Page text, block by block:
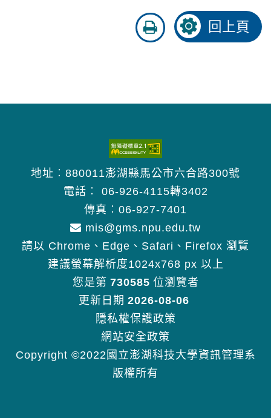
友
善
回上頁
地址︰880011澎湖縣馬公市六合路300號
電話︰ 06-926-4115轉3402
傳真︰06-927-7401
mis@gms.npu.edu.tw
請以 Chrome、Edge、Safari、Firefox 瀏覽
建議螢幕解析度1024x768 px 以上
您是第 730585 位瀏覽者
更新日期 2026-08-06
隱私權保護政策
網站安全政策
Copyright ©2022國立澎湖科技大學資訊管理系
版權所有